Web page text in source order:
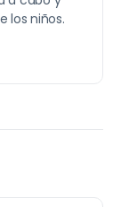
los niños.